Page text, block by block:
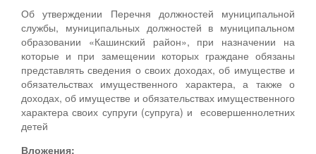
Об утверждении Перечня должностей муниципальной
службы, муниципальных должностей в муниципальном
образовании «Кашинский район», при назначении на
которые и при замещении которых граждане обязаны
представлять сведения о своих доходах, об имуществе и
обязательствах имущественного характера, а также о
доходах, об имуществе и обязательствах имущественного
характера своих супруги (супруга) и есовершеннолетних
детей
Вложения: